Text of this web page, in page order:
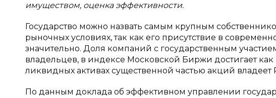
имуществом, оценка эффективности.
Государство можно назвать самым крупным
рыночных условиях, так как его присутствие в
значительно. Доля компаний с государственным
владельцев, в индексе Московской Биржи достигает
ликвидных активах существенной частью акций
По данным доклада об эффективном управлении